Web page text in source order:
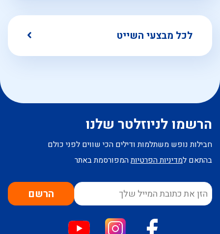
לכל מבצעי השייט
הרשמו לניוזלטר שלנו
חבילות נופש משתלמות ודילים הכי שווים לפני כולם
בהתאם למדיניות הפרטיותהמפורסמת באתר
הרשם